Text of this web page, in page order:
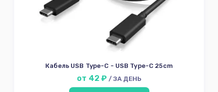
Кабель USB Type-C - USB Type-C 25cm
от 42 ₽ / ЗА ДЕНЬ